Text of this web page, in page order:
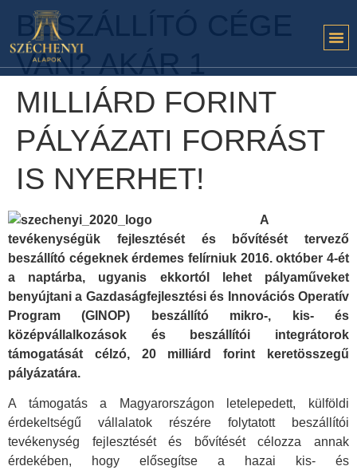
BESZÁLLÍTÓ CÉGE
VAN? AKÁR 1
MILLIÁRD FORINT
PÁLYÁZATI FORRÁST
IS NYERHET!
A
tevékenységük fejlesztését és bővítését tervező
beszállító cégeknek érdemes felírniuk 2016. október 4-ét
a naptárba, ugyanis ekkortól lehet pályaműveket
benyújtani a Gazdaságfejlesztési és Innovációs Operatív
Program (GINOP) beszállító mikro-, kis- és
középvállalkozások és beszállítói integrátorok
támogatását célzó, 20 milliárd forint keretösszegű
pályázatára.
A támogatás a Magyarországon letelepedett, külföldi
érdekeltségű vállalatok részére folytatott beszállítói
tevékenység fejlesztését és bővítését célozza annak
érdekében, hogy elősegítse a hazai kis- és